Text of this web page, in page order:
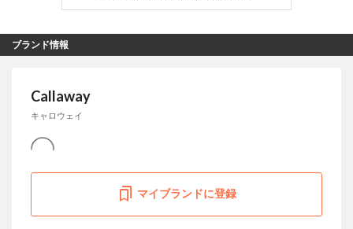
ブランド情報
Callaway
キャロウェイ
マイブランドに登録